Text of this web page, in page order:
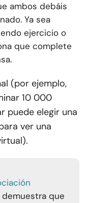
ambos debáis
Ya sea
ejercicio o
que complete
(por ejemplo,
10 000
puede elegir una
ver una
demuestra que